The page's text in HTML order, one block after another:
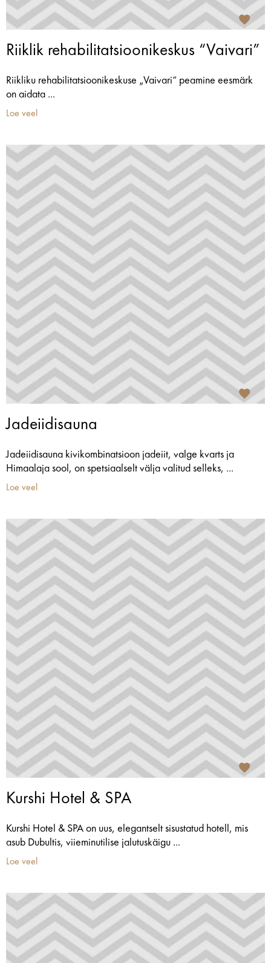
Riiklik rehabilitatsioonikeskus “Vaivari”
Riikliku rehabilitatsioonikeskuse „Vaivari“ peamine eesmärk
on aidata ...
Loe veel
Jadeiidisauna
Jadeiidisauna kivikombinatsioon jadeiit, valge kvarts ja
Himaalaja sool, on spetsiaalselt välja valitud selleks, ...
Loe veel
Kurshi Hotel & SPA
Kurshi Hotel & SPA on uus, elegantselt sisustatud hotell, mis
asub Dubultis, viieminutilise jalutuskäigu ...
Loe veel